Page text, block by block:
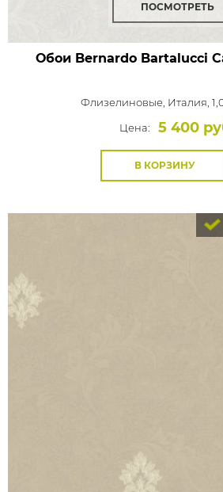
ПОСМОТРЕТЬ
Обои Bernardo Bartalucci
Флизелиновые, Италия,
Цена:
5 400
В КОРЗИНУ